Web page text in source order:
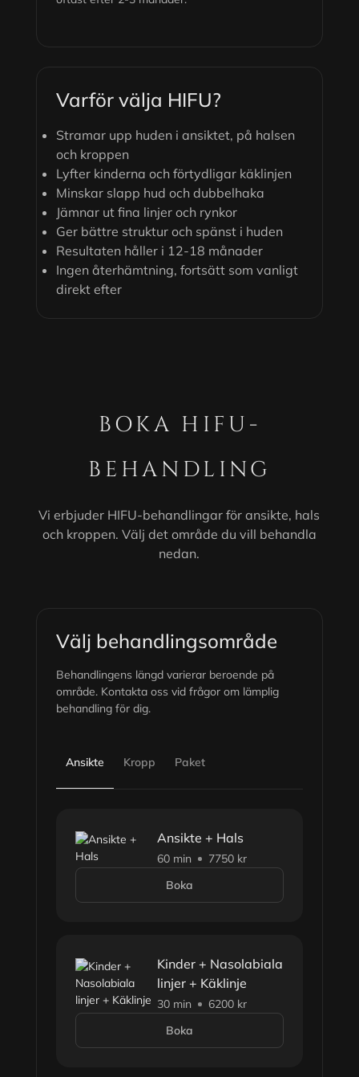
Varför välja HIFU?
Stramar upp huden i ansiktet, på halsen
och kroppen
Lyfter kinderna och förtydligar käklinjen
Minskar slapp hud och dubbelhaka
Jämnar ut fina linjer och rynkor
Ger bättre struktur och spänst i huden
Resultaten håller i 12-18 månader
Ingen återhämtning, fortsätt som vanligt
direkt efter
BOKA HIFU-
BEHANDLING
Vi erbjuder HIFU-behandlingar för ansikte, hals
och kroppen. Välj det område du vill behandla
nedan.
Välj behandlingsområde
Behandlingens längd varierar beroende på
område. Kontakta oss vid frågor om lämplig
behandling för dig.
Ansikte Kropp Paket
Ansikte + Hals
60 min
7750 kr
Boka
Kinder + Nasolabiala
linjer + Käklinje
30 min
6200 kr
Boka